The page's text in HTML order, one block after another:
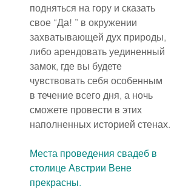
подняться на гору и сказать
свое “Да! ” в окружении
захватывающей дух природы,
либо арендовать уединенный
замок, где вы будете
чувствовать себя особенным
в течение всего дня, а ночь
сможете провести в этих
наполненных историей стенах.
Места проведения свадеб в
столице Австрии Вене
прекрасны.